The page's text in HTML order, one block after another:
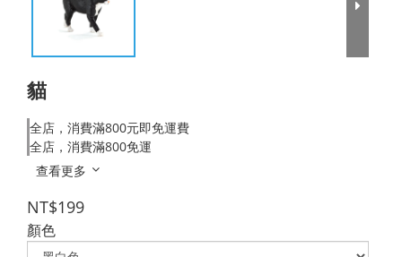
貓
全店，消費滿800元即免運費
全店，消費滿800免運
查看更多
NT$199
顏色